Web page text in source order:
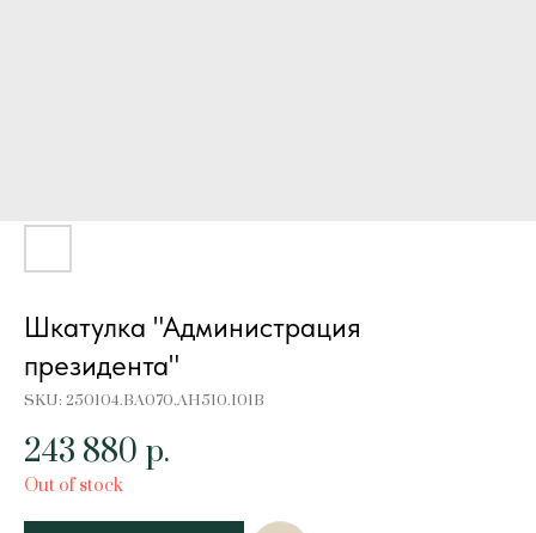
Шкатулка "Администрация
президента"
SKU: 250104.BA070.AH510.101B
243 880 р.
Out of stock